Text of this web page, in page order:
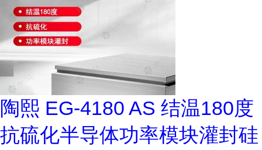
陶熙 EG-4180 AS 结温180度
抗硫化半导体功率模块灌封硅